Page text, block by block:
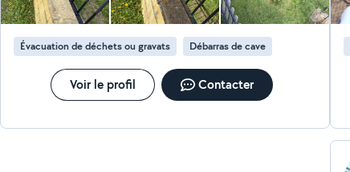
Évacuation de déchets ou gravats Débarras de cave
Voir le profil Contacter